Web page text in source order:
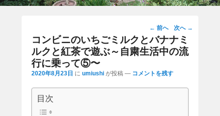
投
稿
ナ
ゲ
← 前へ 次へ →
コンビニのいちごミルクとバナナミ
ルクと紅茶で遊ぶ～自粛生活中の流
行に乗って⑤〜
2020年8月23日 に umiushi が投稿 — コメントを残す
目次